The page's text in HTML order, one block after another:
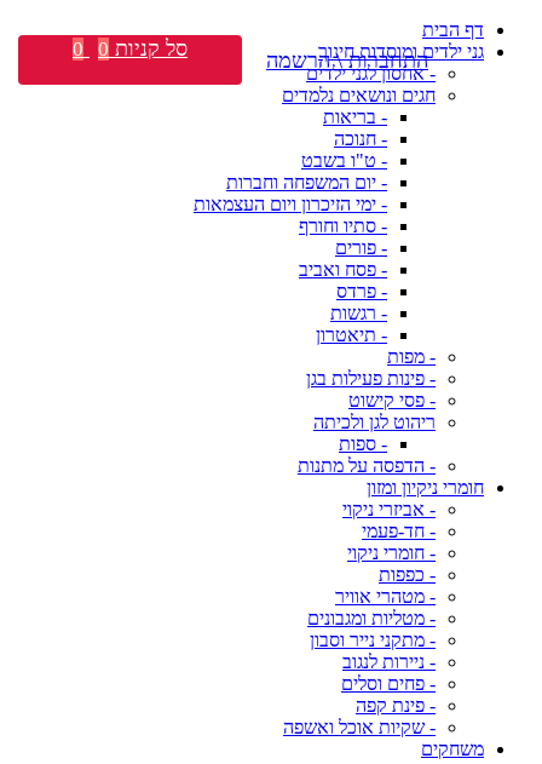
דף הבית
גני ילדים ומוסדות חינוך
- אחסון לגני ילדים
חגים ונושאים נלמדים
- בריאות
- חנוכה
- ט"ו בשבט
- יום המשפחה וחברות
- ימי הזיכרון ויום העצמאות
- סתיו וחורף
- פורים
- פסח ואביב
- פרדס
- רגשות
- תיאטרון
- מפות
- פינות פעילות בגן
- פסי קישוט
ריהוט לגן ולכיתה
- ספות
- הדפסה על מתנות
חומרי ניקיון ומזון
- אביזרי ניקוי
- חד-פעמי
- חומרי ניקוי
- כפפות
- מטהרי אוויר
- מטליות ומגבונים
- מתקני נייר וסבון
- ניירות לנגוב
- פחים וסלים
- פינת קפה
- שקיות אוכל ואשפה
משחקים
התחברות \ הרשמה סל קניות 0
0